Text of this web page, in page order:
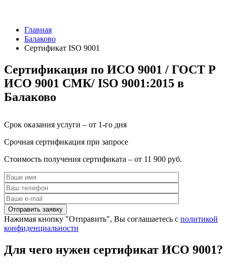
Главная
Балаково
Сертификат ISO 9001
Сертификация по ИСО 9001 / ГОСТ Р
ИСО 9001 СМК/ ISO 9001:2015 в
Балаково
Срок оказания услуги – от 1-го дня
Срочная сертификация при запросе
Стоимость получения сертификата – от 11 900 руб.
Нажимая кнопку "Отправить", Вы соглашаетесь с политикой
конфиденциальности
Для чего нужен сертификат ИСО 9001?